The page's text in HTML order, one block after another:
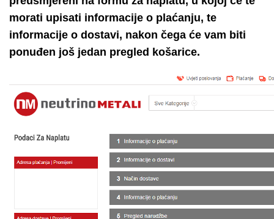
morati upisati informacije o plaćanju, te
informacije o dostavi, nakon čega će vam biti
ponuđen još jedan pregled košarice.